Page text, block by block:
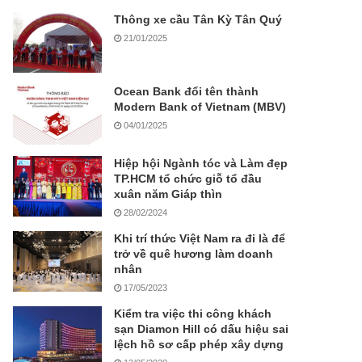
Thông xe cầu Tân Kỳ Tân Quý
21/01/2025
Ocean Bank đổi tên thành
Modern Bank of Vietnam (MBV)
04/01/2025
Hiệp hội Ngành tóc và Làm đẹp
TP.HCM tổ chức giỗ tổ đầu
xuân năm Giáp thìn
28/02/2024
Khi trí thức Việt Nam ra đi là để
trở về quê hương làm doanh
nhân
17/05/2023
Kiểm tra việc thi công khách
sạn Diamon Hill có dấu hiệu sai
lệch hồ sơ cấp phép xây dựng